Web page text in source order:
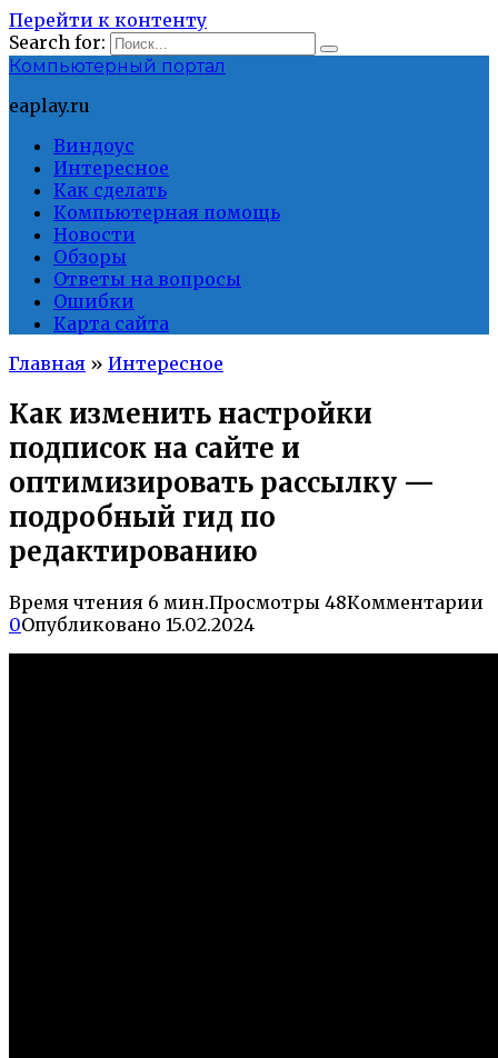
Перейти к контенту
Search for:
Компьютерный портал
eaplay.ru
Виндоус
Интересное
Как сделать
Компьютерная помощь
Новости
Обзоры
Ответы на вопросы
Ошибки
Карта сайта
Главная » Интересное
Как изменить настройки
подписок на сайте и
оптимизировать рассылку —
подробный гид по
редактированию
Время чтения 6 мин.Просмотры 48Комментарии
0Опубликовано 15.02.2024